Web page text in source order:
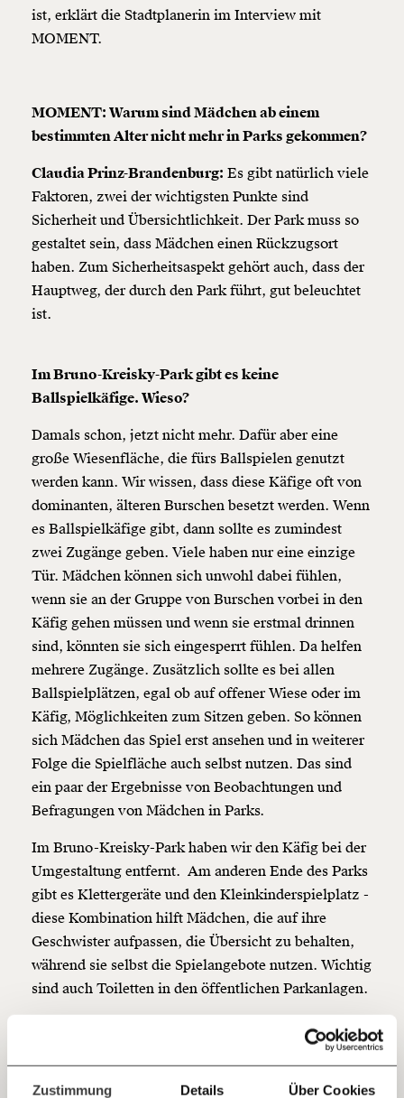
Zustimmung Details Über Cookies
Veränderung
beginnt mit Dir!
Werde
unsere Wirtschaft so gestalten, dass sie für alle
funktioniert. Unsere Recherchen sind für alle frei im
Netz. Unabhängig und werbefrei. Und das wird auch
so bleiben. Kämpf’ mit uns für den Fortschritt und
unterstütze uns mit Deinem Mitgliedsbeitrag.
Du überweist lieber direkt?
Hier unsere IBAN: AT34 4300 0498 0007 6017
Kontoinhaber: Momentum Institut - Verein für
sozialen Fortschritt
Jetzt
ist, erklärt die Stadtplanerin im Interview mit
MOMENT.
MOMENT: Warum sind Mädchen ab einem
bestimmten Alter nicht mehr in Parks gekommen?
Claudia Prinz-Brandenburg: Es gibt natürlich viele
Faktoren, zwei der wichtigsten Punkte sind
Sicherheit und Übersichtlichkeit. Der Park muss so
gestaltet sein, dass Mädchen einen Rückzugsort
haben. Zum Sicherheitsaspekt gehört auch, dass der
Hauptweg, der durch den Park führt, gut beleuchtet
ist.
Im Bruno-Kreisky-Park gibt es keine
Ballspielkäfige. Wieso?
Damals schon, jetzt nicht mehr. Dafür aber eine
große Wiesenfläche, die fürs Ballspielen genutzt
werden kann. Wir wissen, dass diese Käfige oft von
dominanten, älteren Burschen besetzt werden. Wenn
es Ballspielkäfige gibt, dann sollte es zumindest
zwei Zugänge geben. Viele haben nur eine einzige
Tür. Mädchen können sich unwohl dabei fühlen,
wenn sie an der Gruppe von Burschen vorbei in den
Käfig gehen müssen und wenn sie erstmal drinnen
sind, könnten sie sich eingesperrt fühlen. Da helfen
mehrere Zugänge. Zusätzlich sollte es bei allen
Ballspielplätzen, egal ob auf offener Wiese oder im
Käfig, Möglichkeiten zum Sitzen geben. So können
sich Mädchen das Spiel erst ansehen und in weiterer
Folge die Spielfläche auch selbst nutzen. Das sind
ein paar der Ergebnisse von Beobachtungen und
Befragungen von Mädchen in Parks.
Im Bruno-Kreisky-Park haben wir den Käfig bei der
Umgestaltung entfernt. Am anderen Ende des Parks
gibt es Klettergeräte und den Kleinkinderspielplatz -
diese Kombination hilft Mädchen, die auf ihre
Geschwister aufpassen, die Übersicht zu behalten,
während sie selbst die Spielangebote nutzen. Wichtig
sind auch Toiletten in den öffentlichen Parkanlagen.